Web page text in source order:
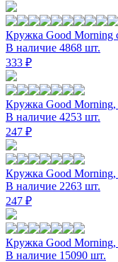
Кружка Good Morning
В наличие 4868 шт.
333 ₽
Кружка Good Morning,
В наличие 4253 шт.
247 ₽
Кружка Good Morning,
В наличие 2263 шт.
247 ₽
Кружка Good Morning,
В наличие 15090 шт.